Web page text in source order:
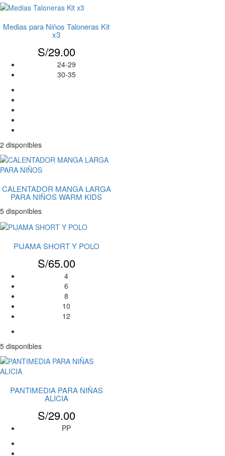
Medias para Niños Taloneras Kit
x3
S/29.00
24-29
30-35
2 disponibles
CALENTADOR MANGA LARGA
PARA NIÑOS WARM KIDS
5 disponibles
PIJAMA SHORT Y POLO
S/65.00
4
6
8
10
12
5 disponibles
PANTIMEDIA PARA NIÑAS
ALICIA
S/29.00
PP